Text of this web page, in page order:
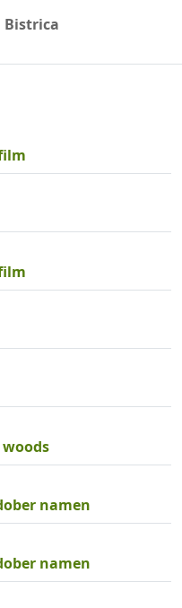
Bistrica
namen
namen